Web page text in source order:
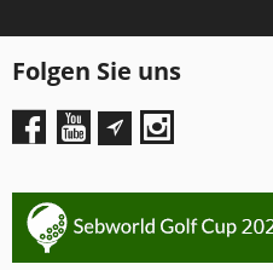
Folgen Sie uns